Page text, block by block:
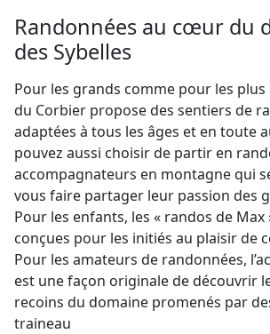
Randonnées au cœur du
des Sybelles
Pour les grands comme pour les
du Corbier propose des sentiers de
adaptées à tous les âges et en toute
pouvez aussi choisir de partir en
accompagnateurs en montagne qui
vous faire partager leur passion des
Pour les enfants, les « randos de Max
conçues pour les initiés au plaisir de
Pour les amateurs de randonnées,
est une façon originale de découvrir
recoins du domaine promenés par
traineau